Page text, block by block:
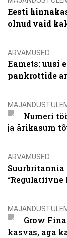
Eesti
olnud vaid
ARVAMUSED
Eamets: uusi
pankrottide
Numeri
ja ärikasum
ARVAMUSED
Suurbritannia
“Regulatiivne
Grow
kasvas, aga